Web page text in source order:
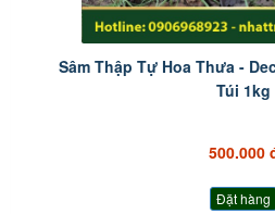
Sâm Thập Tự Hoa Thưa -
Túi 1kg
500.000
Đặt hàng